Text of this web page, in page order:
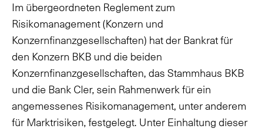
Im übergeordneten Reglement zum
Risikomanagement (Konzern und
Konzernfinanzgesellschaften) hat der Bankrat für
den Konzern BKB und die beiden
Konzernfinanzgesellschaften, das Stammhaus BKB
und die Bank Cler, sein Rahmenwerk für ein
angemessenes Risikomanagement, unter anderem
für Marktrisiken, festgelegt. Unter Einhaltung dieser